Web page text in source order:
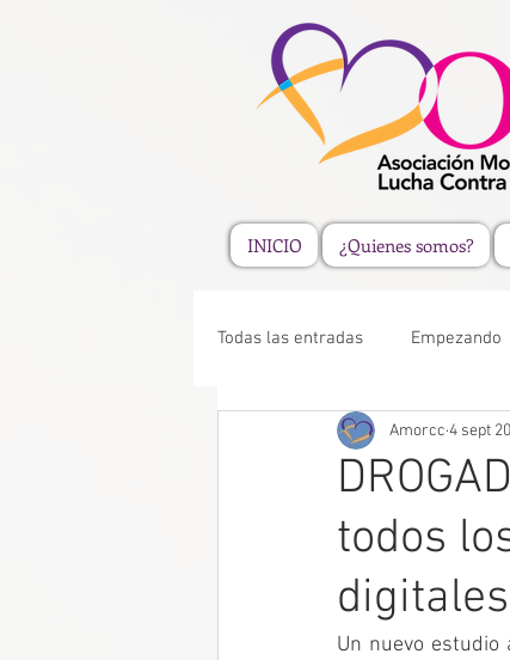
INICIO ¿Quienes somos?
Todas las entradas Empezando
todos
Amorcc 4 sept
Un nuevo estudio